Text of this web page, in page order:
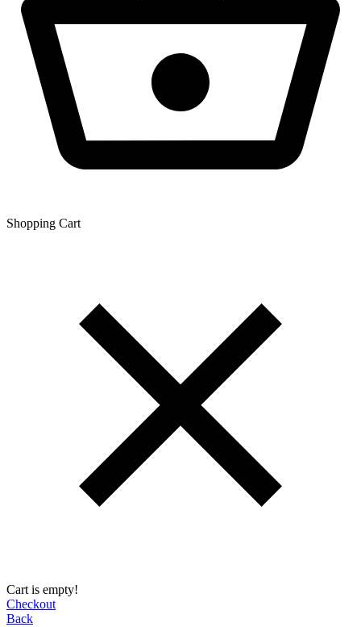
Shopping Сart
Cart is empty!
Checkout
Back